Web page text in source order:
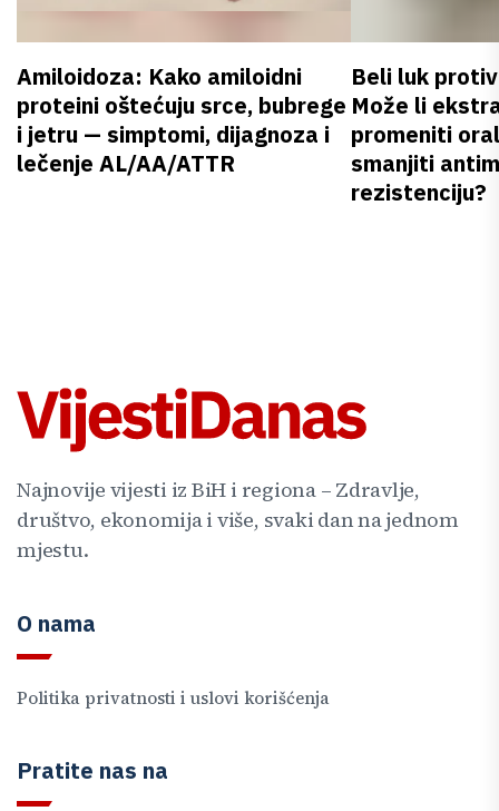
Amiloidoza: Kako amiloidni
proteini oštećuju srce, bubrege
i jetru — simptomi, dijagnoza i
lečenje AL/AA/ATTR
Beli luk
Može li
promeniti
smanjiti
rezistenciju?
Najnovije vijesti iz BiH i regiona – Zdravlje,
društvo, ekonomija i više, svaki dan na jednom
mjestu.
O nama
Politika privatnosti i uslovi korišćenja
Pratite nas na